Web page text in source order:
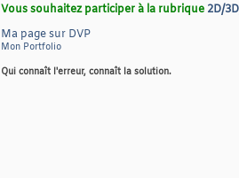
Vous souhaitez participer à la rubrique 2D/
Ma page sur DVP
Mon Portfolio
Qui connaît l'erreur, connaît la solution.